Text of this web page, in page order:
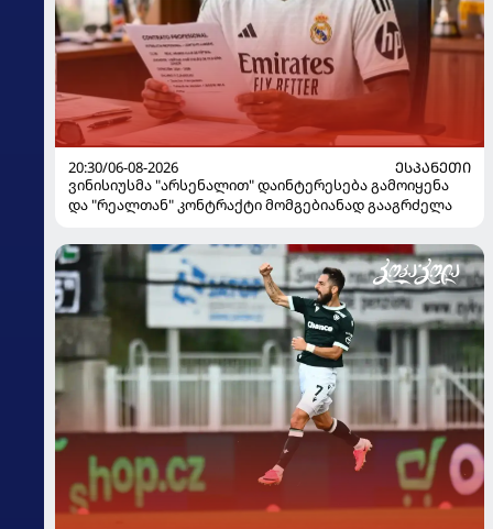
20:30/06-08-2026
ᲔᲡᲞᲐᲜᲔᲗᲘ
ვინისიუსმა "არსენალით" დაინტერესება გამოიყენა
და "რეალთან" კონტრაქტი მომგებიანად გააგრძელა